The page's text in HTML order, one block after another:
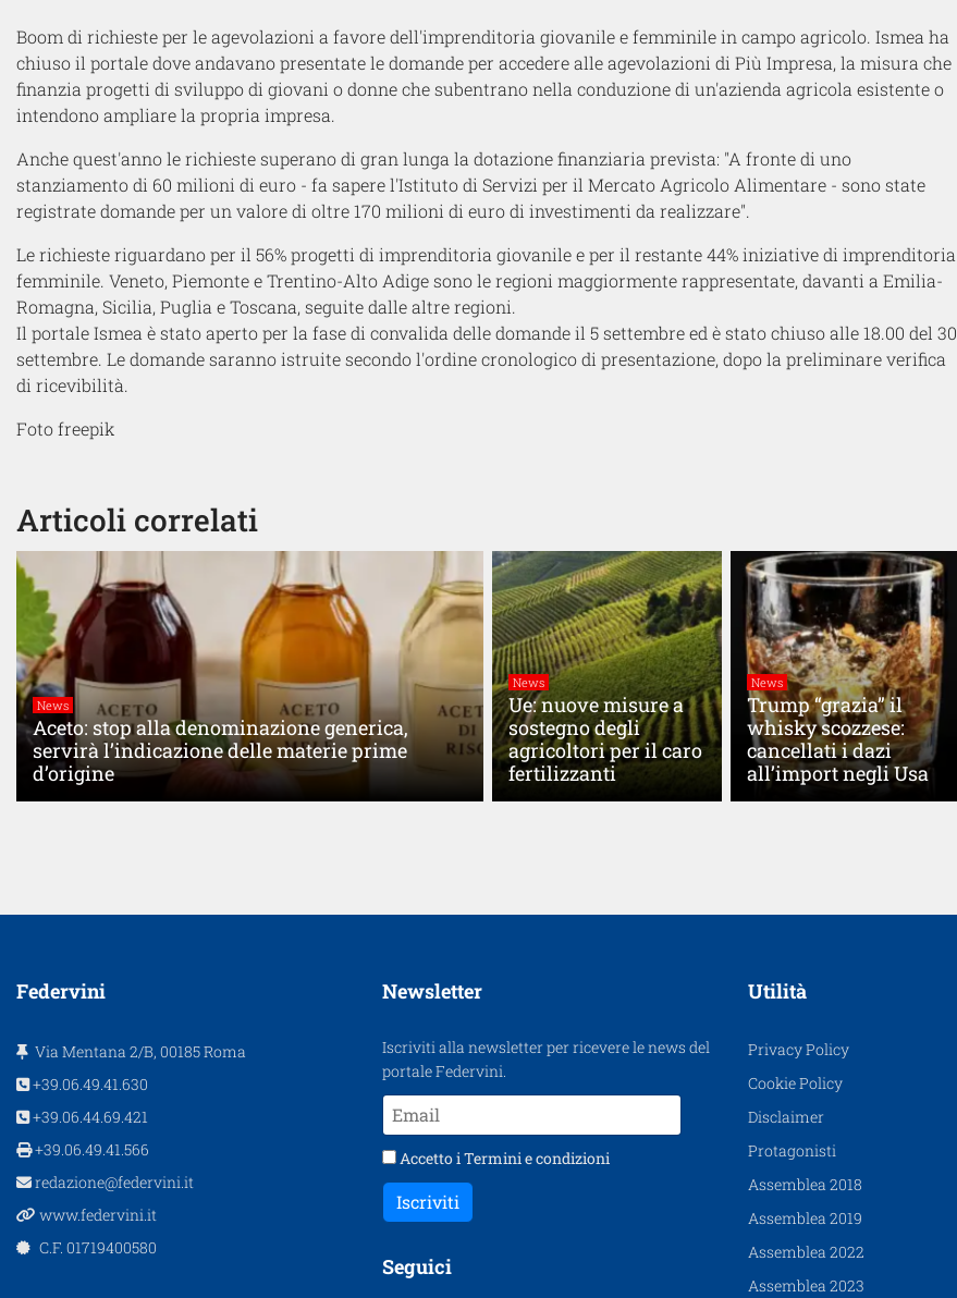
Boom di richieste per le agevolazioni a favore dell'imprenditoria giovanile e femminile in campo agricolo. Ismea ha
chiuso il portale dove andavano presentate le domande per accedere alle agevolazioni di Più Impresa, la misura che
finanzia progetti di sviluppo di giovani o donne che subentrano nella conduzione di un'azienda agricola esistente o
intendono ampliare la propria impresa.
Anche quest'anno le richieste superano di gran lunga la dotazione finanziaria prevista: "A fronte di uno
stanziamento di 60 milioni di euro - fa sapere l'Istituto di Servizi per il Mercato Agricolo Alimentare - sono state
registrate domande per un valore di oltre 170 milioni di euro di investimenti da realizzare".
Le richieste riguardano per il 56% progetti di imprenditoria giovanile e per il restante 44% iniziative di imprenditoria
femminile. Veneto, Piemonte e Trentino-Alto Adige sono le regioni maggiormente rappresentate, davanti a Emilia-
Romagna, Sicilia, Puglia e Toscana, seguite dalle altre regioni.
Il portale Ismea è stato aperto per la fase di convalida delle domande il 5 settembre ed è stato chiuso alle 18.00 del 30
settembre. Le domande saranno istruite secondo l'ordine cronologico di presentazione, dopo la preliminare verifica
di ricevibilità.
Foto freepik
Articoli correlati
News
Aceto: stop alla denominazione generica,
servirà l’indicazione delle materie prime
d’origine
News
Ue: nuove misure a
sostegno degli
agricoltori per il caro
fertilizzanti
News
Trump “grazia” il
whisky scozzese:
cancellati i dazi
all’import negli Usa
Federvini
Via Mentana 2/B, 00185 Roma
+39.06.49.41.630
+39.06.44.69.421
+39.06.49.41.566
redazione@federvini.it
www.federvini.it
C.F. 01719400580
Newsletter
Iscriviti alla newsletter per ricevere le news del
portale Federvini.
Accetto iTermini e condizioni
Iscriviti
Seguici
Utilità
Privacy Policy
Cookie Policy
Disclaimer
Protagonisti
Assemblea 2018
Assemblea 2019
Assemblea 2022
Assemblea 2023